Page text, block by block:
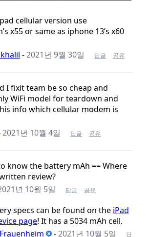
cellular version use
x55 or same as iphone 13’s x60
-2021년 9월 30일 답글 공유
I fixit team be so cheap and
WiFi model for teardown and
info which cellular modem is
2021년 10월 4일 답글 공유
know the battery mAh == Where
review?
년 10월 5일 답글 공유
specs can be found on the iPad
page! It has a 5034 mAh cell.
-2021년 10월 5일
답